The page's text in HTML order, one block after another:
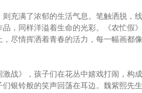
充满了浓郁的生活气息。笔触洒脱，
品，同样洋溢着生命的光彩。《农忙假
，尽情挥洒着青春的活力，每一幅画都
激战》，孩子们在花丛中嬉戏打闹，构
们银铃般的笑声回荡在耳边。魏紫熙先